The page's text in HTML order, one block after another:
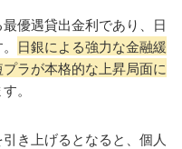
優遇貸出金利であり、日
日銀による強力な金融緩
ラが本格的な上昇局面に
。
き上げるとなると、個人